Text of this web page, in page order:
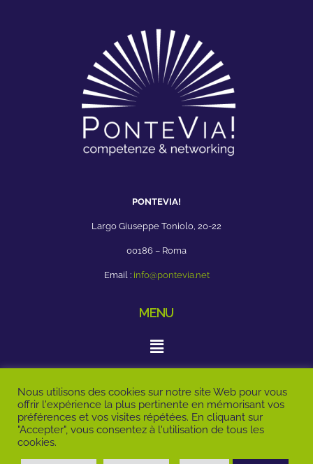
PONTEVIA!
Largo Giuseppe Toniolo, 20-22
00186 – Roma
Email : info@pontevia.net
MENU
Nous utilisons des cookies sur notre site Web pour vous
offrir l'expérience la plus pertinente en mémorisant vos
préférences et vos visites répétées. En cliquant sur
"Accepter", vous consentez à l'utilisation de tous les
cookies.